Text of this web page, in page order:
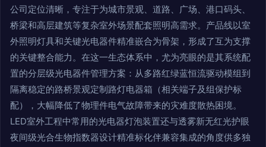
公司定位清晰，专注于为城市景观、道路、广场、港口码头、
桥梁和高层建筑等复杂室外场景配套照明高需求。产品线以室
外照明灯具和关键光电器件精准嵌合为骨架，形成了互为支撑
的关键整合能力。在这一生态体系中，尤为亮眼的是其系统配
置的分层级光电器件管理方案：从多路红绿蓝恒流驱动模组到
隔离稳定的路桥景观定制路灯电器箱（相关端子及组保护标
配），大幅降低了物理件电气故障带来的灾难度散热困境。
LED室外工程中常用的光电器灯泡装置还与透雾新无红光护眼
夜间级光合生物指数器设计精准标化伴兼容集成的角度供多独